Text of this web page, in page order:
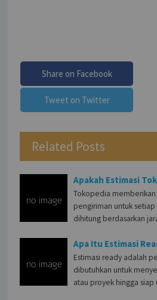
Share on Facebook
Tweet on Twitter
Related Posts
Apakah Estimasi
Tokopedia
pengiriman untuk setiap
dihitung berdasarkan
Apa Itu Estimasi
Estimasi ready adalah
dibutuhkan untuk
atau proyek hingga